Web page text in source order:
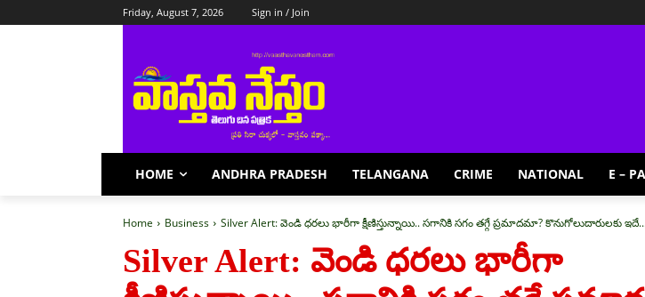
Friday, August 7, 2026 Sign in / Join
HOME ANDHRA PRADESH TELANGANA CRIME NATIONAL E –
Home Business Silver Alert: వెండి ధరలు భారీగా క్షీణిస్తున్నాయి.. సగానికి సగం తగ్గే ప్రమాదమా? కొనుగోలుదారులకు
Silver Alert: వెండి ధరలు భారీగా